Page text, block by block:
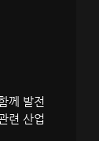
께 발전
련 산업